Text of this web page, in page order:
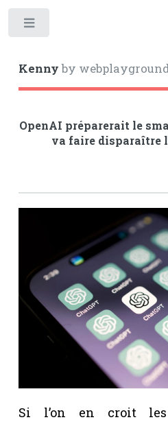
Kennyby
OpenAI préparerait le
va faire disparaître
Si l’on en croit